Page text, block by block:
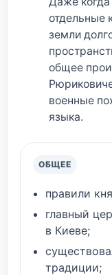
отдельные
земли
общее
военные
языка.
ОБЩЕЕ
правили
главный
в Киеве;
традиции;